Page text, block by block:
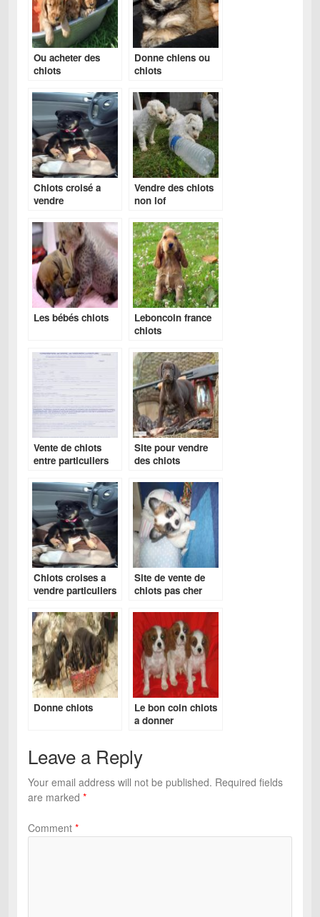
Ou acheter des
chiots
Donne chiens ou
chiots
Chiots croisé a
vendre
Vendre des chiots
non lof
Les bébés chiots
Leboncoin france
chiots
Vente de chiots
entre particuliers
Site pour vendre
des chiots
Chiots croises a
vendre particuliers
Site de vente de
chiots pas cher
Donne chiots
Le bon coin chiots
a donner
Leave a Reply
Your email address will not be published. Required fields
are marked *
Comment *